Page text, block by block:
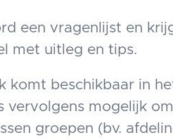
een vragenlijst en
met uitleg en tips.
komt beschikbaar in
vervolgens mogelijk om
groepen (bv.